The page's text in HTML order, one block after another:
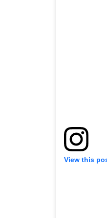
View this